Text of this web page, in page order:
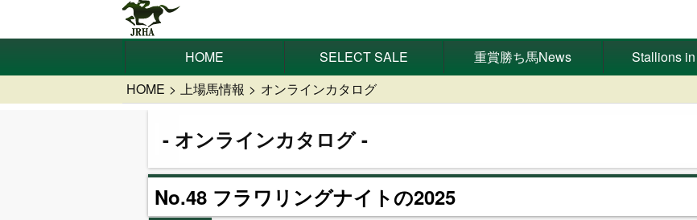
HOME SELECT SALE 重賞勝ち馬News Stallions
HOME 上場馬情報 オンラインカタログ
オンラインカタログ
No.48 フラワリングナイトの2025